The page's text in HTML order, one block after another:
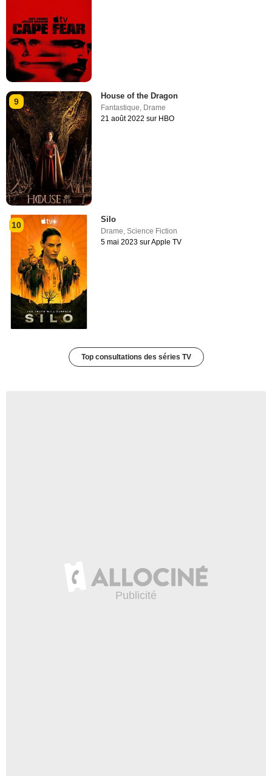
9
House of the Dragon
Fantastique Drame
21 août 2022 sur HBO
10
Silo
Drame,Science Fiction
5 mai 2023 sur Apple TV
Top consultations des séries TV